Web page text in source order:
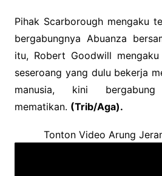
Pihak Scarborough mengaku
bergabungnya Abuanza
itu, Robert Goodwill
seseroang yang dulu bekerja
manusia, kini
mematikan. (Trib/Aga).
Tonton Video Arung